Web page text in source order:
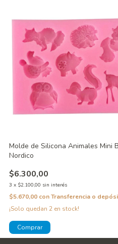
Molde de Silicona Animales Mini
Nordico
$6.300,00
3 x $2.100,00 sin interés
$5.670,00 conTransferencia o
¡Solo quedan 2 en stock!